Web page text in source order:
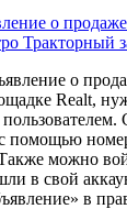
о
Тракторный
о
Realt,
помощью
можно
в свой
в